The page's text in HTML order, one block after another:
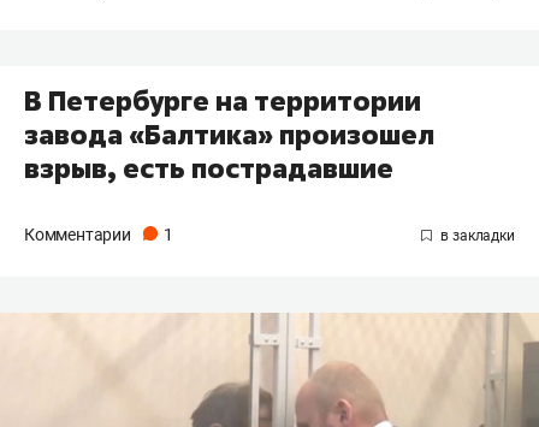
В Петербурге на территории
завода «Балтика» произошел
взрыв, есть пострадавшие
Комментарии 1